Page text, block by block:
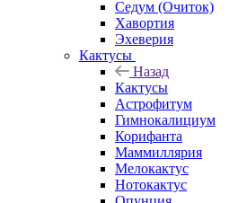
Седум (Очиток)
Хавортия
Эхеверия
Кактусы
Назад
Кактусы
Астрофитум
Гимнокалициум
Корифанта
Маммиллярия
Мелокактус
Нотокактус